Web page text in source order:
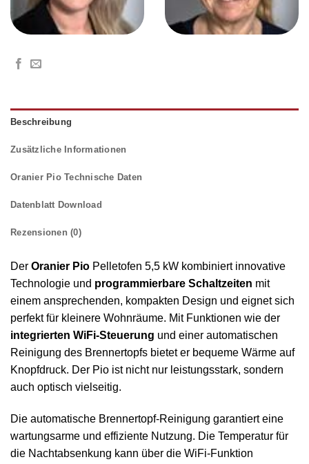
Beschreibung
Zusätzliche Informationen
Oranier Pio Technische Daten
Datenblatt Download
Rezensionen (0)
Der Oranier Pio Pelletofen 5,5 kW kombiniert innovative
Technologie und programmierbare Schaltzeiten mit
einem ansprechenden, kompakten Design und eignet sich
perfekt für kleinere Wohnräume. Mit Funktionen wie der
integrierten WiFi-Steuerung und einer automatischen
Reinigung des Brennertopfs bietet er bequeme Wärme auf
Knopfdruck. Der Pio ist nicht nur leistungsstark, sondern
auch optisch vielseitig.
Die automatische Brennertopf-Reinigung garantiert eine
wartungsarme und effiziente Nutzung. Die Temperatur für
die Nachtabsenkung kann über die WiFi-Funktion